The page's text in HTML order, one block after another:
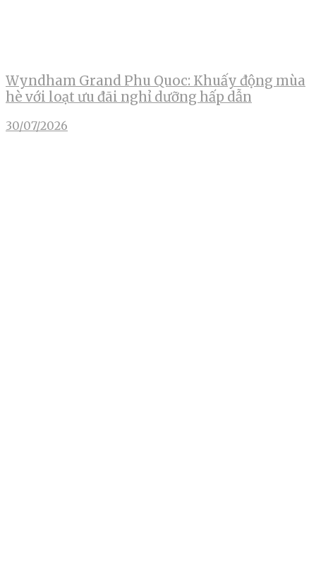
Wyndham Grand Phu Quoc: Khuấy động mùa
hè với loạt ưu đãi nghỉ dưỡng hấp dẫn
30/07/2026